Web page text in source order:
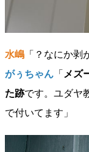
水嶋 「？なにか剥
がぅちゃん 「 メズ
た跡です。ユダヤ
で付いてます」